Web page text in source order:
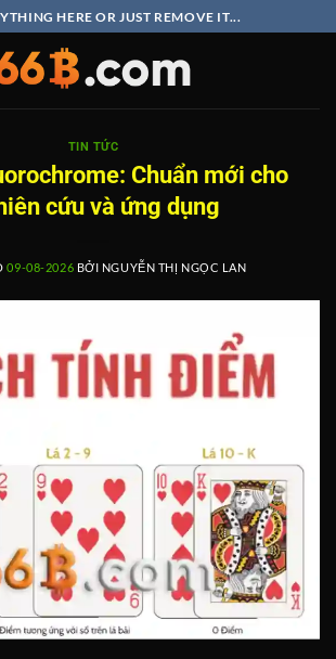
HERE OR JUST REMOVE IT...
TIN TỨC
Chuẩn mới cho
cứu và ứng dụng
09-08-2026 BỞI NGUYỄN THỊ NGỌC LAN